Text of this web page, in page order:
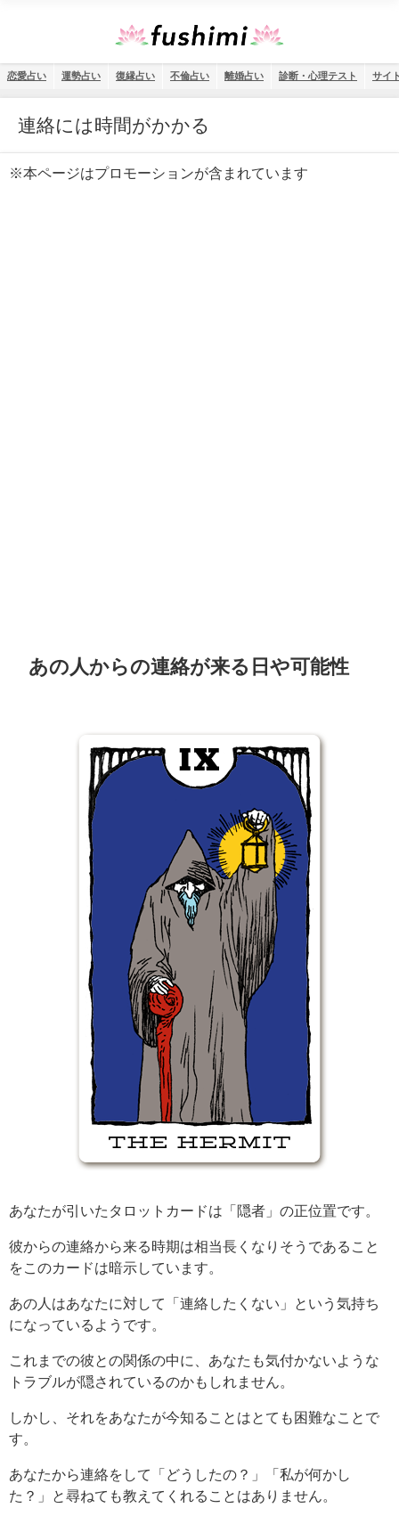
恋愛占い 運勢占い 復縁占い 不倫占い 離婚占い 診断・心理テスト サイ
連絡には時間がかかる
※本ページはプロモーションが含まれています
あの人からの連絡が来る日や可能性
あなたが引いたタロットカードは「隠者」の正位置です。
彼からの連絡から来る時期は相当長くなりそうであること
をこのカードは暗示しています。
あの人はあなたに対して「連絡したくない」という気持ち
になっているようです。
これまでの彼との関係の中に、あなたも気付かないような
トラブルが隠されているのかもしれません。
しかし、それをあなたが今知ることはとても困難なことで
す。
あなたから連絡をして「どうしたの？」「私が何かし
た？」と尋ねても教えてくれることはありません。